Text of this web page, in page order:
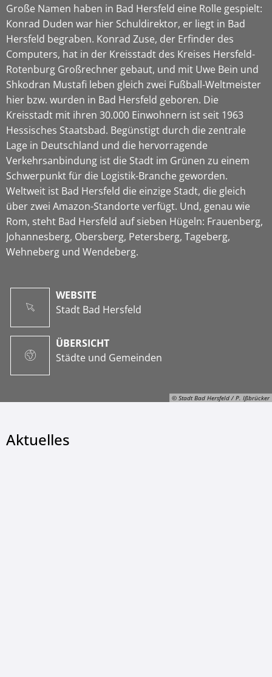
© Stadt Bad Hersfeld / P. Ißbrücker
Große Namen haben in Bad Hersfeld eine Rolle gespielt:
Konrad Duden war hier Schuldirektor, er liegt in Bad
Hersfeld begraben. Konrad Zuse, der Erfinder des
Computers, hat in der Kreisstadt des Kreises Hersfeld-
Rotenburg Großrechner gebaut, und mit Uwe Bein und
Shkodran Mustafi leben gleich zwei Fußball-Weltmeister
hier bzw. wurden in Bad Hersfeld geboren. Die
Kreisstadt mit ihren 30.000 Einwohnern ist seit 1963
Hessisches Staatsbad. Begünstigt durch die zentrale
Lage in Deutschland und die hervorragende
Verkehrsanbindung ist die Stadt im Grünen zu einem
Schwerpunkt für die Logistik-Branche geworden.
Weltweit ist Bad Hersfeld die einzige Stadt, die gleich
über zwei Amazon-Standorte verfügt. Und, genau wie
Rom, steht Bad Hersfeld auf sieben Hügeln: Frauenberg,
Johannesberg, Obersberg, Petersberg, Tageberg,
Wehneberg und Wendeberg.
WEBSITE
Stadt Bad Hersfeld
ÜBERSICHT
Städte und Gemeinden
Aktuelles